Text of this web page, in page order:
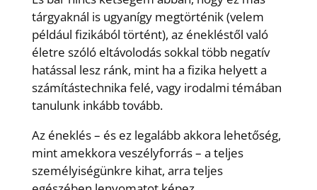
tárgyaknál is ugyanígy megtörténik (velem
például fizikából történt), az énekléstől való
életre szóló eltávolodás sokkal több negatív
hatással lesz ránk, mint ha a fizika helyett a
számítástechnika felé, vagy irodalmi témában
tanulunk inkább tovább.
Az éneklés – és ez legalább akkora lehetőség,
mint amekkora veszélyforrás – a teljes
személyiségünkre kihat, arra teljes